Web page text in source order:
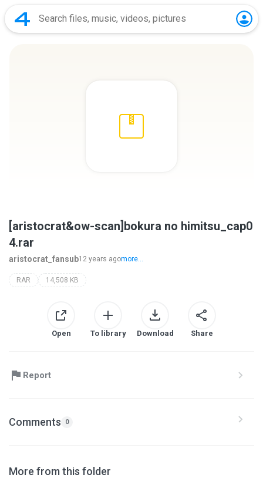
[aristocrat&ow-scan]bokura no himitsu_cap0
4.rar
aristocrat_fansub12 years agomore...
RAR 14,508 KB
Open To library Download Share
Report
Comments 0
More from this folder